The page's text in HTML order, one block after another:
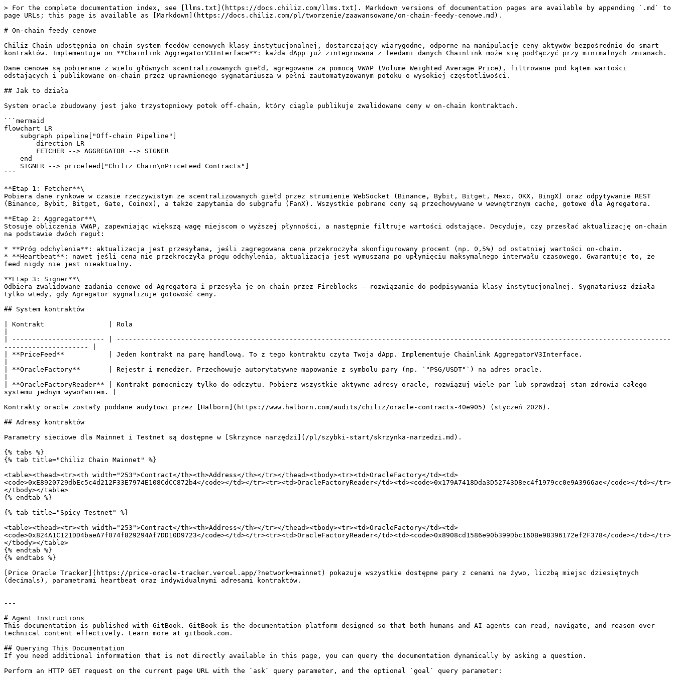
> For the complete documentation index, see [llms.txt](https://docs.chiliz.com/llms.txt). Markdown versions of documentation pages are available by appending `.md` to
page URLs; this page is available as [Markdown](https://docs.chiliz.com/pl/tworzenie/zaawansowane/on-chain-feedy-cenowe.md).
# On-chain feedy cenowe
Chiliz Chain udostępnia on-chain system feedów cenowych klasy instytucjonalnej, dostarczający wiarygodne, odporne na manipulacje ceny aktywów bezpośrednio do smart
kontraktów. Implementuje on **Chainlink AggregatorV3Interface**: każda dApp już zintegrowana z feedami danych Chainlink może się podłączyć przy minimalnych zmianach.
Dane cenowe są pobierane z wielu głównych scentralizowanych giełd, agregowane za pomocą VWAP (Volume Weighted Average Price), filtrowane pod kątem wartości
odstających i publikowane on-chain przez uprawnionego sygnatariusza w pełni zautomatyzowanym potoku o wysokiej częstotliwości.
## Jak to działa
System oracle zbudowany jest jako trzystopniowy potok off-chain, który ciągle publikuje zwalidowane ceny w on-chain kontraktach.
```mermaid
flowchart LR
```
**Etap 1: Fetcher**\
Pobiera dane rynkowe w czasie rzeczywistym ze scentralizowanych giełd przez strumienie WebSocket (Binance, Bybit, Bitget, Mexc, OKX, BingX) oraz odpytywanie REST
(Binance, Bybit, Bitget, Gate, Coinex), a także zapytania do subgrafu (FanX). Wszystkie pobrane ceny są przechowywane w wewnętrznym cache, gotowe dla Agregatora.
**Etap 2: Aggregator**\
Stosuje obliczenia VWAP, zapewniając większą wagę miejscom o wyższej płynności, a następnie filtruje wartości odstające. Decyduje, czy przesłać aktualizację on-chain
na podstawie dwóch reguł:
* **Próg odchylenia**: aktualizacja jest przesyłana, jeśli zagregowana cena przekroczyła skonfigurowany procent (np. 0,5%) od ostatniej wartości on-chain.
* **Heartbeat**: nawet jeśli cena nie przekroczyła progu odchylenia, aktualizacja jest wymuszana po upłynięciu maksymalnego interwału czasowego. Gwarantuje to, że
feed nigdy nie jest nieaktualny.
**Etap 3: Signer**\
Odbiera zwalidowane zadania cenowe od Agregatora i przesyła je on-chain przez Fireblocks — rozwiązanie do podpisywania klasy instytucjonalnej. Sygnatariusz działa
tylko wtedy, gdy Agregator sygnalizuje gotowość ceny.
## System kontraktów
| Kontrakt                | Rola
| ----------------------- | ------------------------------------------------------------------------------------------------------------------------------------------
--------------------- |
| **PriceFeed**           | Jeden kontrakt na parę handlową. To z tego kontraktu czyta Twoja dApp. Implementuje Chainlink AggregatorV3Interface.
| **OracleFactory**       | Rejestr i menedżer. Przechowuje autorytatywne mapowanie z symbolu pary (np. `"PSG/USDT"`) na adres oracle.
| **OracleFactoryReader** | Kontrakt pomocniczy tylko do odczytu. Pobierz wszystkie aktywne adresy oracle, rozwiązuj wiele par lub sprawdzaj stan zdrowia całego
systemu jednym wywołaniem. |
Kontrakty oracle zostały poddane audytowi przez [Halborn](https://www.halborn.com/audits/chiliz/oracle-contracts-40e905) (styczeń 2026).
## Adresy kontraktów
Parametry sieciowe dla Mainnet i Testnet są dostępne w [Skrzynce narzędzi](/pl/szybki-start/skrzynka-narzedzi.md).
{% tabs %}
{% tab title="Chiliz Chain Mainnet" %}
<table><thead><tr><th width="253">Contract</th><th>Address</th></tr></thead><tbody><tr><td>OracleFactory</td><td>
<code>0xE8920729dbEc5c4d212F33E7974E108CdCC872b4</code></td></tr><tr><td>OracleFactoryReader</td><td><code>0x179A7418Dda3D52743D8ec4f1979cc0e9A3966ae</code></td></tr>
</tbody></table>
{% endtab %}
{% tab title="Spicy Testnet" %}
<table><thead><tr><th width="253">Contract</th><th>Address</th></tr></thead><tbody><tr><td>OracleFactory</td><td>
<code>0x824A1C121DD4baeA7f074f829294Af7DD10D9723</code></td></tr><tr><td>OracleFactoryReader</td><td><code>0x8908cd1586e90b399Dbc160Be98396172ef2F378</code></td></tr>
</tbody></table>
{% endtab %}
{% endtabs %}
[Price Oracle Tracker](https://price-oracle-tracker.vercel.app/?network=mainnet) pokazuje wszystkie dostępne pary z cenami na żywo, liczbą miejsc dziesiętnych
(decimals), parametrami heartbeat oraz indywidualnymi adresami kontraktów.
---
# Agent Instructions
This documentation is published with GitBook. GitBook is the documentation platform designed so that both humans and AI agents can read, navigate, and reason over
technical content effectively. Learn more at gitbook.com.
## Querying This Documentation
If you need additional information that is not directly available in this page, you can query the documentation dynamically by asking a question.
Perform an HTTP GET request on the current page URL with the `ask` query parameter, and the optional `goal` query parameter: